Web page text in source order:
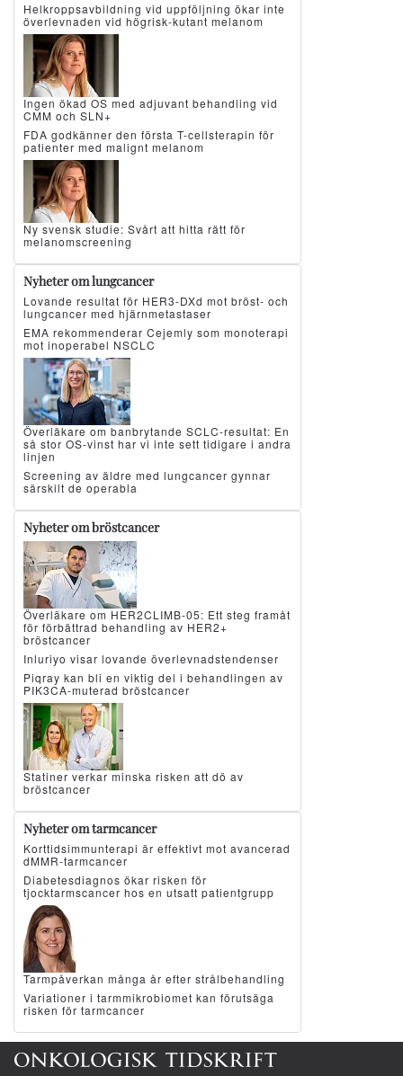
Helkroppsavbildning vid uppföljning ökar inte
överlevnaden vid högrisk-kutant melanom
Ingen ökad OS med adjuvant behandling vid
CMM och SLN+
FDA godkänner den första T-cellsterapin för
patienter med malignt melanom
Ny svensk studie: Svårt att hitta rätt för
melanomscreening
Nyheter om lungcancer
Lovande resultat för HER3-DXd mot bröst- och
lungcancer med hjärnmetastaser
EMA rekommenderar Cejemly som monoterapi
mot inoperabel NSCLC
Överläkare om banbrytande SCLC-resultat: En
så stor OS-vinst har vi inte sett tidigare i andra
linjen
Screening av äldre med lungcancer gynnar
särskilt de operabla
Nyheter om bröstcancer
Överläkare om HER2CLIMB-05: Ett steg framåt
för förbättrad behandling av HER2+
bröstcancer
Inluriyo visar lovande överlevnadstendenser
Piqray kan bli en viktig del i behandlingen av
PIK3CA-muterad bröstcancer
Statiner verkar minska risken att dö av
bröstcancer
Nyheter om tarmcancer
Korttidsimmunterapi är effektivt mot avancerad
dMMR-tarmcancer
Diabetesdiagnos ökar risken för
tjocktarmscancer hos en utsatt patientgrupp
Tarmpåverkan många år efter strålbehandling
Variationer i tarmmikrobiomet kan förutsäga
risken för tarmcancer